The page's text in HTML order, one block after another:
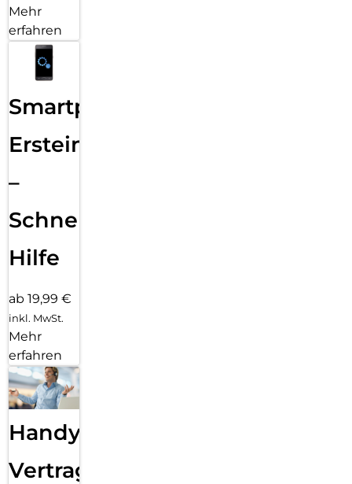
Mehr
erfahren
Smartphone
Ersteinrichtung
–
Schnelle
Hilfe
ab 19,99 €
inkl. MwSt.
Mehr
erfahren
Handy
Vertragsabwicklung